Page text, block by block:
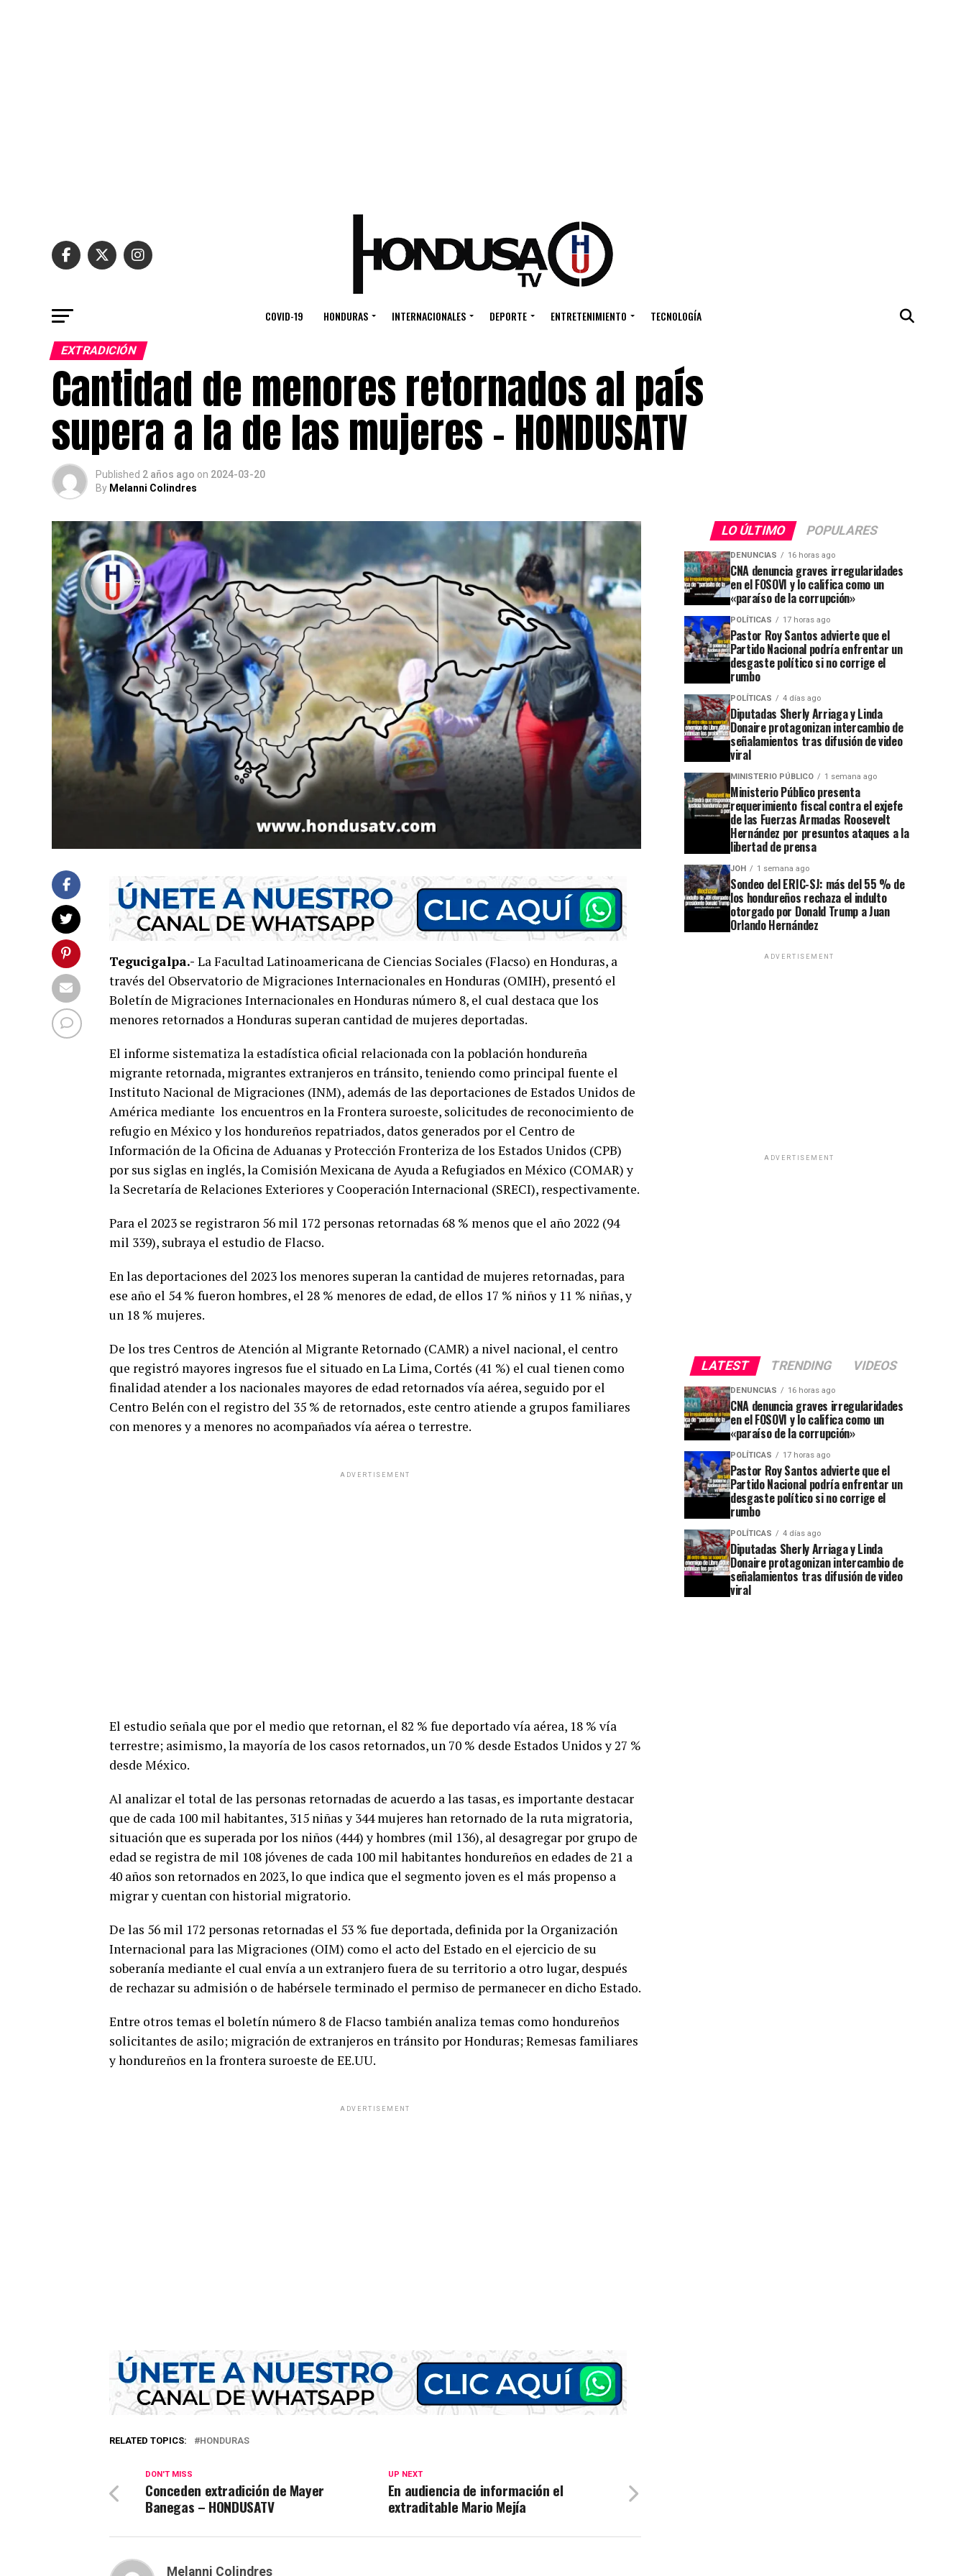
COVID-19 HONDURAS INTERNACIONALES DEPORTE ENTRETENIMIENTO TECNOLOGÍA
EXTRADICIÓN
Cantidad de menores retornados al país
supera a la de las mujeres – HONDUSATV
Published 2 años ago on 2024-03-20
By Melanni Colindres
Tegucigalpa.- La Facultad Latinoamericana de Ciencias Sociales (Flacso) en Honduras, a
través del Observatorio de Migraciones Internacionales en Honduras (OMIH), presentó el
Boletín de Migraciones Internacionales en Honduras número 8, el cual destaca que los
menores retornados a Honduras superan cantidad de mujeres deportadas.
El informe sistematiza la estadística oficial relacionada con la población hondureña
migrante retornada, migrantes extranjeros en tránsito, teniendo como principal fuente el
Instituto Nacional de Migraciones (INM), además de las deportaciones de Estados Unidos de
América mediante los encuentros en la Frontera suroeste, solicitudes de reconocimiento de
refugio en México y los hondureños repatriados, datos generados por el Centro de
Información de la Oficina de Aduanas y Protección Fronteriza de los Estados Unidos (CPB)
por sus siglas en inglés, la Comisión Mexicana de Ayuda a Refugiados en México (COMAR) y
la Secretaría de Relaciones Exteriores y Cooperación Internacional (SRECI), respectivamente.
Para el 2023 se registraron 56 mil 172 personas retornadas 68 % menos que el año 2022 (94
mil 339), subraya el estudio de Flacso.
En las deportaciones del 2023 los menores superan la cantidad de mujeres retornadas, para
ese año el 54 % fueron hombres, el 28 % menores de edad, de ellos 17 % niños y 11 % niñas, y
un 18 % mujeres.
De los tres Centros de Atención al Migrante Retornado (CAMR) a nivel nacional, el centro
que registró mayores ingresos fue el situado en La Lima, Cortés (41 %) el cual tienen como
finalidad atender a los nacionales mayores de edad retornados vía aérea, seguido por el
Centro Belén con el registro del 35 % de retornados, este centro atiende a grupos familiares
con menores y a menores no acompañados vía aérea o terrestre.
ADVERTISEMENT
El estudio señala que por el medio que retornan, el 82 % fue deportado vía aérea, 18 % vía
terrestre; asimismo, la mayoría de los casos retornados, un 70 % desde Estados Unidos y 27 %
desde México.
Al analizar el total de las personas retornadas de acuerdo a las tasas, es importante destacar
que de cada 100 mil habitantes, 315 niñas y 344 mujeres han retornado de la ruta migratoria,
situación que es superada por los niños (444) y hombres (mil 136), al desagregar por grupo de
edad se registra de mil 108 jóvenes de cada 100 mil habitantes hondureños en edades de 21 a
40 años son retornados en 2023, lo que indica que el segmento joven es el más propenso a
migrar y cuentan con historial migratorio.
De las 56 mil 172 personas retornadas el 53 % fue deportada, definida por la Organización
Internacional para las Migraciones (OIM) como el acto del Estado en el ejercicio de su
soberanía mediante el cual envía a un extranjero fuera de su territorio a otro lugar, después
de rechazar su admisión o de habérsele terminado el permiso de permanecer en dicho Estado.
Entre otros temas el boletín número 8 de Flacso también analiza temas como hondureños
solicitantes de asilo; migración de extranjeros en tránsito por Honduras; Remesas familiares
y hondureños en la frontera suroeste de EE.UU.
ADVERTISEMENT
RELATED TOPICS: HONDURAS
UP NEXT
En audiencia de información el
extraditable Mario Mejía
DON'T MISS
Conceden extradición de Mayer
Banegas – HONDUSATV
Melanni Colindres
LO ÚLTIMO POPULARES
DENUNCIAS 16 horas ago
CNA denuncia graves irregularidades
en el FOSOVI y lo califica como un
«paraíso de la corrupción»
POLÍTICAS 17 horas ago
Pastor Roy Santos advierte que el
Partido Nacional podría enfrentar un
desgaste político si no corrige el
rumbo
POLÍTICAS 4 días ago
Diputadas Sherly Arriaga y Linda
Donaire protagonizan intercambio de
señalamientos tras difusión de video
viral
MINISTERIO PÚBLICO 1 semana ago
Ministerio Público presenta
requerimiento fiscal contra el exjefe
de las Fuerzas Armadas Roosevelt
Hernández por presuntos ataques a la
libertad de prensa
JOH 1 semana ago
Sondeo del ERIC-SJ: más del 55 % de
los hondureños rechaza el indulto
otorgado por Donald Trump a Juan
Orlando Hernández
ADVERTISEMENT
ADVERTISEMENT
LATEST TRENDING VIDEOS
DENUNCIAS 16 horas ago
CNA denuncia graves irregularidades
en el FOSOVI y lo califica como un
«paraíso de la corrupción»
POLÍTICAS 17 horas ago
Pastor Roy Santos advierte que el
Partido Nacional podría enfrentar un
desgaste político si no corrige el
rumbo
POLÍTICAS 4 días ago
Diputadas Sherly Arriaga y Linda
Donaire protagonizan intercambio de
señalamientos tras difusión de video
viral